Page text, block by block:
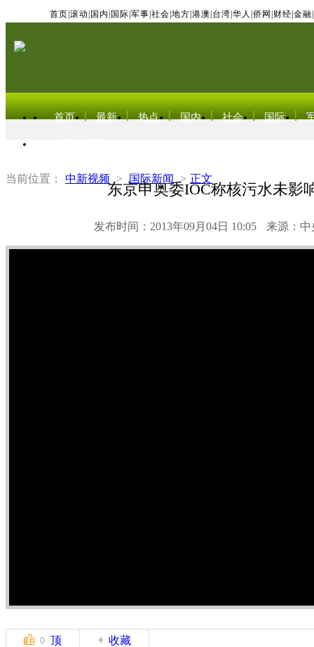
首页 滚动 国内 国际 军事 社会 地方 港澳 台湾 华人 侨网 财经 金融
首页 最新 热点 国内 社会 国际
当前位置： 中新视频 > 国际新闻 > 正文
东京申奥委IOC称核污水未影
发布时间：2013年09月04日 10:05 来源：中
0 顶 收藏